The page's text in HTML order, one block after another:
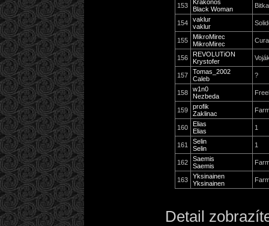
153
Krakonos
Black Woman
154
vaklur
vaklur
155
MikroMirec
MikroMirec
156
REVOLUTiON
Krystofer
157
Tomas_2002
Caleb
?
158
w1n0
Nezbeda
159
profik
Zaklinac
160
Elias
Elias
1
161
Selin
Selin
1
162
Saemis
Saemis
163
Yksinainen
Yksinainen
Detail